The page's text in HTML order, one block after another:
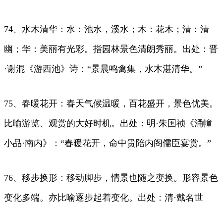
74、水木清华：水：池水，溪水；木：花木；清：清
幽；华：美丽有光彩。指园林景色清朗秀丽。出处：晋
·谢混《游西池》诗：“景晨鸣禽集，水木湛清华。”
75、春暖花开：春天气候温暖，百花盛开，景色优美。
比喻游览、观赏的大好时机。出处：明·朱国祯《涌幢
小品·南内》：“春暖花开，命中贵陪内阁儒臣宴赏。”
76、移步换形：移动脚步，情景也随之变换。形容景色
变化多端。亦比喻逐步起着变化。出处：清·戴名世